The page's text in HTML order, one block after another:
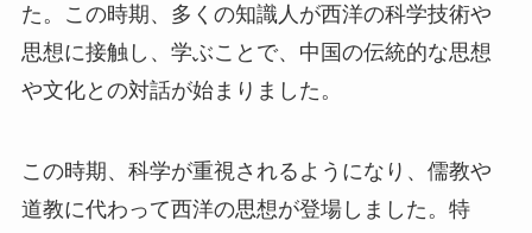
た。この時期、多くの知識人が西洋の科学技術や
思想に接触し、学ぶことで、中国の伝統的な思想
や文化との対話が始まりました。
この時期、科学が重視されるようになり、儒教や
道教に代わって西洋の思想が登場しました。特